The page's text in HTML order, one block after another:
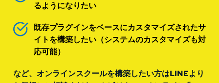
るようになりたい
既存プラグインをベースにカスタマイズされたサ
イトを構築したい（システムのカスタマイズも対
応可能）
など、オンラインスクールを構築したい方はLINEより